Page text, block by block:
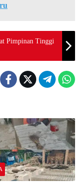
Pimpinan Tinggi